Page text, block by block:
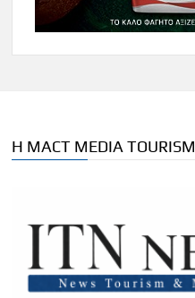
Η MACT MEDIA TOURISM